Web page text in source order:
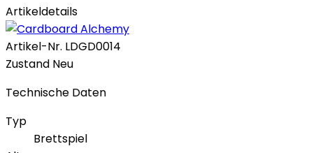
Artikeldetails
Artikel-Nr. LDGD0014
Zustand Neu
Technische Daten
Typ
Brettspiel